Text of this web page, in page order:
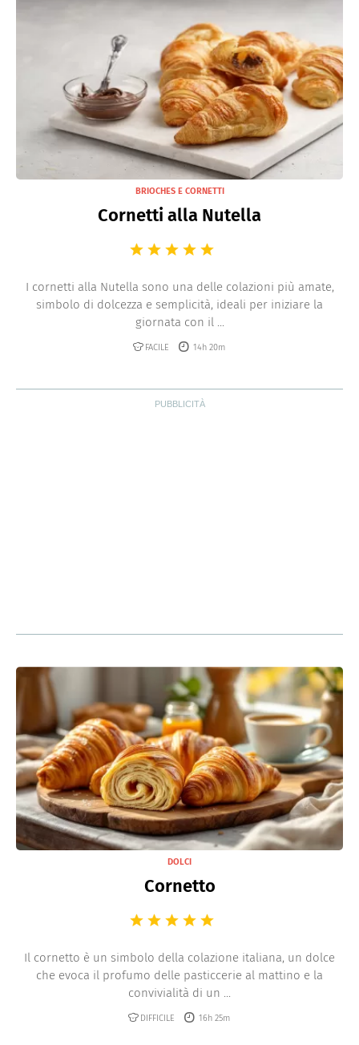
BRIOCHES E CORNETTI
Cornetti alla Nutella
I cornetti alla Nutella sono una delle colazioni più amate,
simbolo di dolcezza e semplicità, ideali per iniziare la
giornata con il ...
FACILE 14h 20m
DOLCI
Cornetto
Il cornetto è un simbolo della colazione italiana, un dolce
che evoca il profumo delle pasticcerie al mattino e la
convivialità di un ...
DIFFICILE 16h 25m